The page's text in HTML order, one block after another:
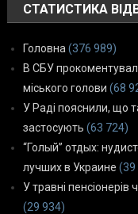
СТАТИСТИКА
Головна (376 989)
В СБУ
міського голови (68
У Раді пояснили, що
застосують (63 724)
“Голый” отдых:
лучших в Украине (39
У травні
(29 934)